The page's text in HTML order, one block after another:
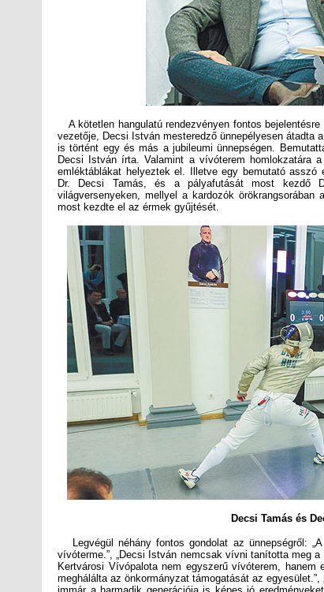
A kötetlen hangulatú rendezvényen fontos
vezetője, Decsi István mesteredző ünnepélyesen
is történt egy és más a jubileumi ünnepségen.
Decsi István írta. Valamint a vívóterem homlokzatára
emléktáblákat helyeztek el. Illetve egy bemutató
Dr. Decsi Tamás, és a pályafutását most kezdő
világversenyeken, mellyel a kardozók
most kezdte el az érmek gyűjtését.
Decsi Tamás és
Legvégül néhány fontos gondolat az ünnepségről:
vívóterme.”, „Decsi István nemcsak vívni tanította meg
Kertvárosi Vívópalota nem egyszerű vívóterem,
meghálálta az önkormányzat támogatását az